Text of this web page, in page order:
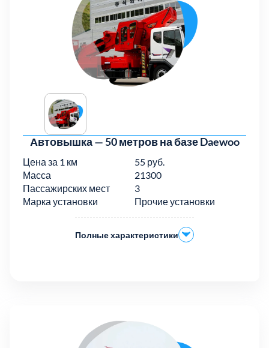
Автовышка — 50 метров на базе Daewoo
Цена за 1 км
55 руб.
Масса
21300
Пассажирских мест
3
Марка установки
Прочие установки
Полные характеристики